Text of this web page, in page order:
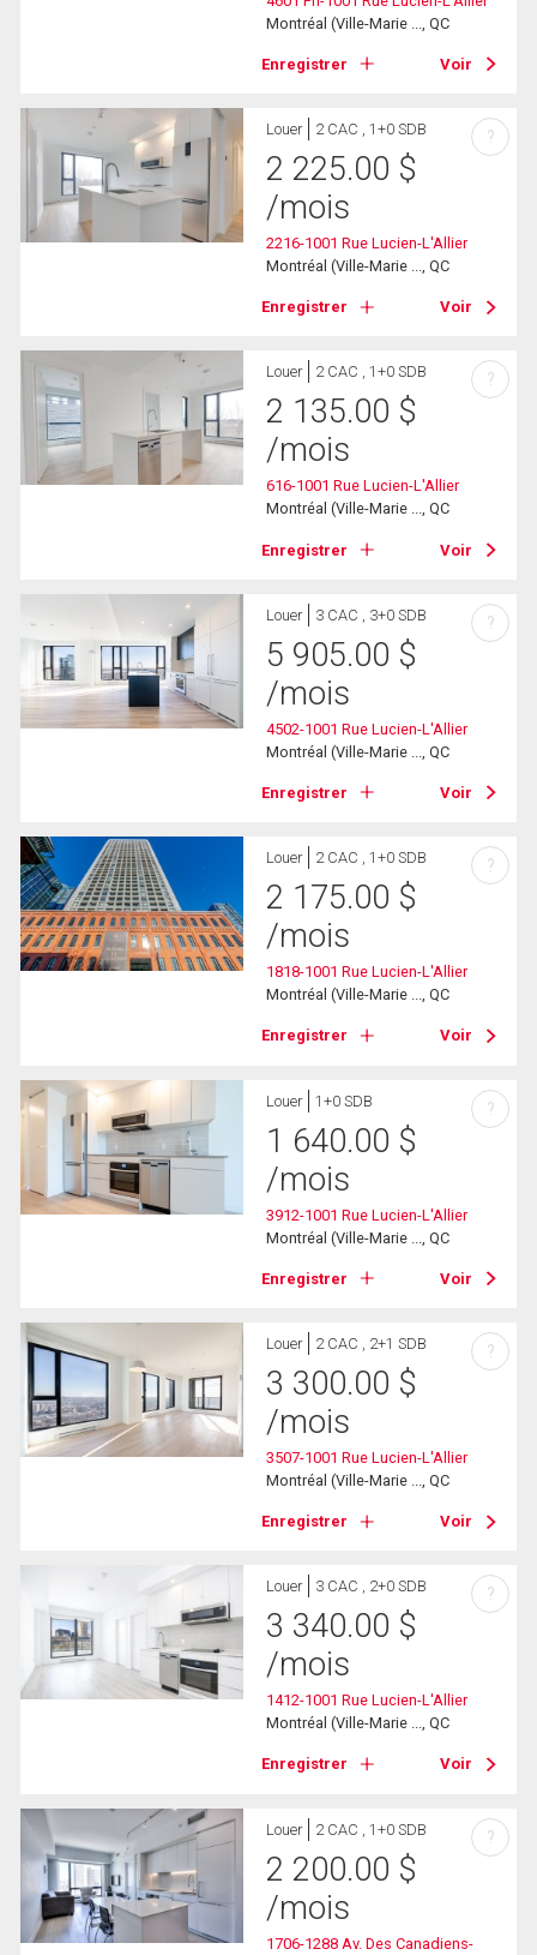
Montréal (Ville-Marie ..., QC
Enregistrer Voir
Louer 2 CAC , 1+0 SDB
2 225.00 $
/mois
2216-1001 Rue Lucien-L'Allier
Montréal (Ville-Marie ..., QC
Enregistrer Voir
?
Louer 2 CAC , 1+0 SDB
2 135.00 $
/mois
616-1001 Rue Lucien-L'Allier
Montréal (Ville-Marie ..., QC
Enregistrer Voir
?
Louer 3 CAC , 3+0 SDB
5 905.00 $
/mois
4502-1001 Rue Lucien-L'Allier
Montréal (Ville-Marie ..., QC
Enregistrer Voir
?
Louer 2 CAC , 1+0 SDB
2 175.00 $
/mois
1818-1001 Rue Lucien-L'Allier
Montréal (Ville-Marie ..., QC
Enregistrer Voir
?
Louer 1+0 SDB
1 640.00 $
/mois
3912-1001 Rue Lucien-L'Allier
Montréal (Ville-Marie ..., QC
Enregistrer Voir
?
Louer 2 CAC , 2+1 SDB
3 300.00 $
/mois
3507-1001 Rue Lucien-L'Allier
Montréal (Ville-Marie ..., QC
Enregistrer Voir
?
Louer 3 CAC , 2+0 SDB
3 340.00 $
/mois
1412-1001 Rue Lucien-L'Allier
Montréal (Ville-Marie ..., QC
Enregistrer Voir
?
Louer 2 CAC , 1+0 SDB
2 200.00 $
/mois
1706-1288 Av. Des Canadiens-
?